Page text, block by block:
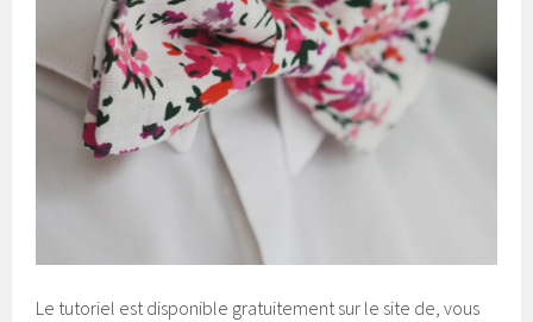
Le tutoriel est disponible gratuitement sur le site de, vous